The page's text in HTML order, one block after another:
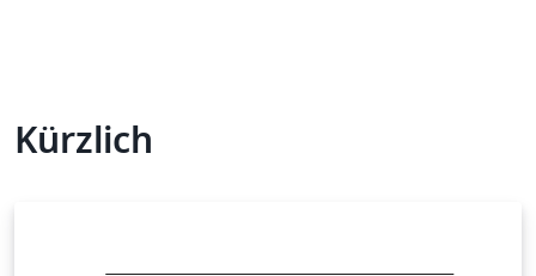
Kürzlich